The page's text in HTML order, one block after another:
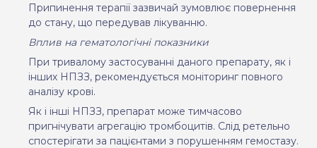
Припинення терапії зазвичай зумовлює повернення
до стану, що передував лікуванню.
Вплив на гематологічні показники
При тривалому застосуванні даного препарату, як і
інших НПЗЗ, рекомендується моніторинг повного
аналізу крові.
Як і інші НПЗЗ, препарат може тимчасово
пригнічувати агрегацію тромбоцитів. Слід ретельно
спостерігати за пацієнтами з порушенням гемостазу.